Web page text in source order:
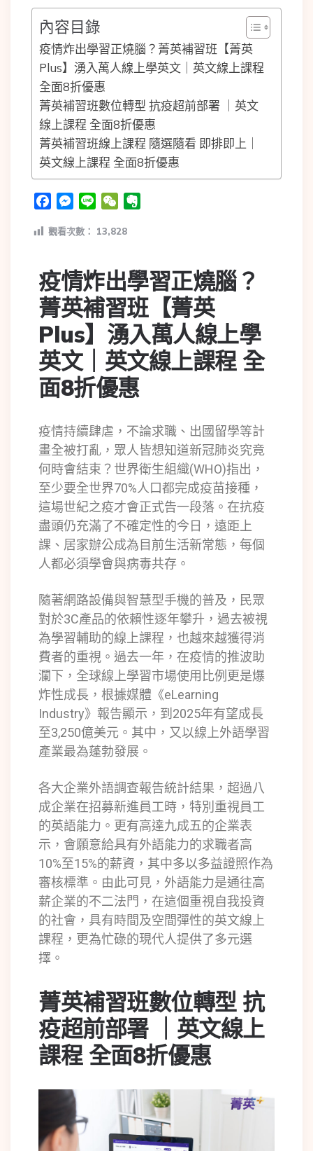
內容目錄
疫情炸出學習正燒腦？菁英補習班【菁英
Plus】湧入萬人線上學英文｜英文線上課程
全面8折優惠
菁英補習班數位轉型 抗疫超前部署 ｜英文
線上課程 全面8折優惠
菁英補習班線上課程 隨選隨看 即排即上｜
英文線上課程 全面8折優惠
FacebookMessenger
Line WeChat
觀看次數： 13,828
疫情炸出學習正燒腦？
菁英補習班【菁英
Plus】湧入萬人線上學
英文｜英文線上課程 全
面8折優惠
疫情持續肆虐，不論求職、出國留學等計
畫全被打亂，眾人皆想知道新冠肺炎究竟
何時會結束？世界衛生組織(WHO)指出，
至少要全世界70%人口都完成疫苗接種，
這場世紀之疫才會正式告一段落。在抗疫
盡頭仍充滿了不確定性的今日，遠距上
課、居家辦公成為目前生活新常態，每個
人都必須學會與病毒共存。
隨著網路設備與智慧型手機的普及，民眾
對於3C產品的依賴性逐年攀升，過去被視
為學習輔助的線上課程，也越來越獲得消
費者的重視。過去一年，在疫情的推波助
瀾下，全球線上學習市場使用比例更是爆
炸性成長，根據媒體《eLearning
Industry》報告顯示，到2025年有望成長
至3,250億美元。其中，又以線上外語學習
產業最為蓬勃發展。
各大企業外語調查報告統計結果，超過八
成企業在招募新進員工時，特別重視員工
的英語能力。更有高達九成五的企業表
示，會願意給具有外語能力的求職者高
10%至15%的薪資，其中多以多益證照作為
審核標準。由此可見，外語能力是通往高
薪企業的不二法門，在這個重視自我投資
的社會，具有時間及空間彈性的英文線上
課程，更為忙碌的現代人提供了多元選
擇。
菁英補習班數位轉型 抗
疫超前部署 ｜英文線上
課程 全面8折優惠